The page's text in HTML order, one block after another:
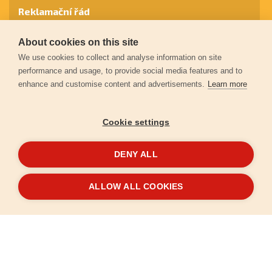
© 2026Extol.cz- Všechna práva vyhrazena
Reklamační řád
Záruční podmínky
Ochrana osobních údajů
VytvořiloFEO
About cookies on this site
We use cookies to collect and analyse information on site
performance and usage, to provide social media features and to
enhance and customise content and advertisements. Learn more
Cookie settings
DENY ALL
ALLOW ALL COOKIES